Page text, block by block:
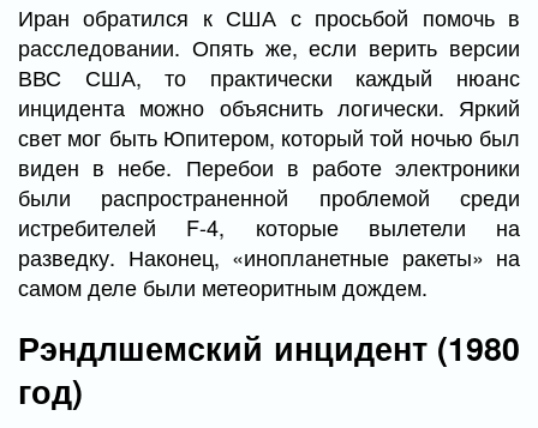
Иран обратился к США с просьбой помочь в
расследовании. Опять же, если верить версии
ВВС США, то практически каждый нюанс
инцидента можно объяснить логически. Яркий
свет мог быть Юпитером, который той ночью был
виден в небе. Перебои в работе электроники
были распространенной проблемой среди
истребителей F-4, которые вылетели на
разведку. Наконец, «инопланетные ракеты» на
самом деле были метеоритным дождем.
Рэндлшемский инцидент (1980
год)